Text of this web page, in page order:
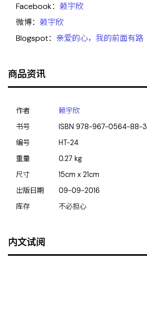
Facebook： 赖宇欣
微博： 赖宇欣
Blogspot： 亲爱的心，我的前面有路
商品资讯
作者
赖宇欣
书号
ISBN978-967-0564-88-3
编号
HT-24
重量
0.27 kg
尺寸
15cm x 21cm
出版日期
09-09-2016
库存
不必担心
内文试阅